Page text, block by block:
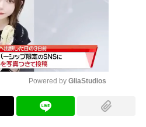
Powered by GliaStudios